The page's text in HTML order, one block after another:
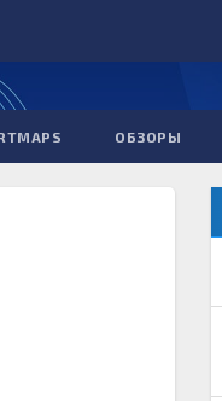
ОБЗОРЫ